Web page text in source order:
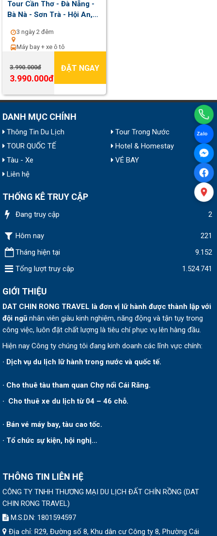
Tour Cần Thơ - Đà Nẵng -
Bà Nà - Sơn Trà - Hội An,
21/09/219, Áp dụng cho
nhóm đăng ký từ 3 khách
3 ngày 2 đêm
Máy bay + xe ô tô
3.990.000đ
3.990.000đ
ĐẶT NGAY
DANH MỤC CHÍNH
Thông Tin Du Lịch
Tour Trong Nước
TOUR QUỐC TẾ
Hotel & Homestay
Tàu - Xe
VÉ BAY
Liên hệ
THỐNG KÊ TRUY CẬP
Đang truy cập 2
Hôm nay
221
Tháng hiện tại
9.152
Tổng lượt truy cập
1.524.741
GIỚI THIỆU
DAT CHIN RONG TRAVEL là đơn vị lữ hành được thành lập với
đội ngũ nhân viên giàu kinh nghiệm, năng động và tận tụy trong
công việc, luôn đặt chất lượng là tiêu chí phục vụ lên hàng đầu.
Hiện nay Công ty chúng tôi đang kinh doanh các lĩnh vực chính:
· Dịch vụ du lịch lữ hành trong nước và quốc tế.
· Cho thuê tàu tham quan Chợ nổi Cái Răng.
· Cho thuê xe du lịch từ 04 – 46 chỗ.
· Bán vé máy bay, tàu cao tốc.
· Tổ chức sự kiện, hội nghị…
THÔNG TIN LIÊN HỆ
CÔNG TY TNHH THƯƠNG MẠI DU LỊCH ĐẤT CHÍN RỒNG (DAT
CHIN RONG TRAVEL)
M.S.D.N: 1801594597
Địa chỉ: R29, Đường số 8, Khu dân cư Công ty 8, Phường Cái
Zalo